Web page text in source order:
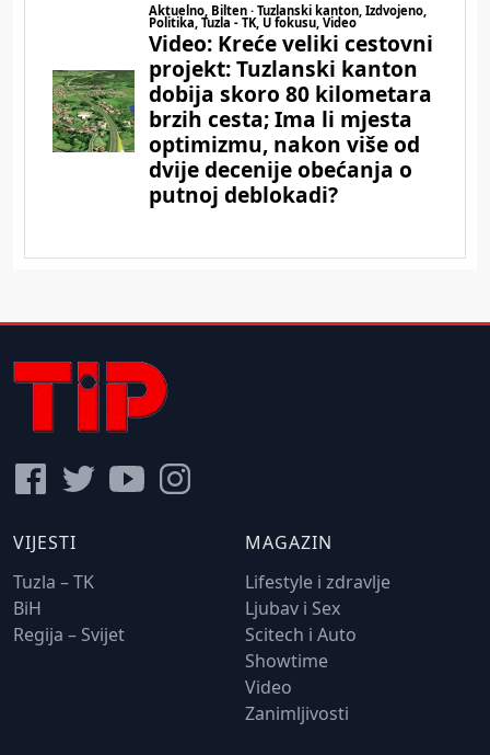
VIJESTI
Tuzla – TK
BiH
Regija – Svijet
MAGAZIN
Lifestyle i zdravlje
Ljubav i Sex
Scitech i Auto
Showtime
Video
Zanimljivosti